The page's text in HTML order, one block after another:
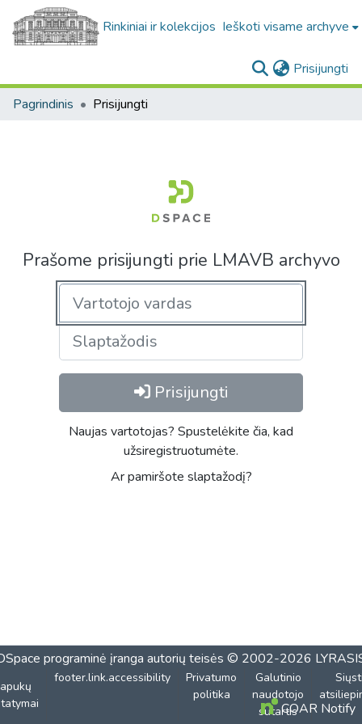
Rinkiniai ir kolekcijos Ieškoti visame archyve
Prisijungti
Pagrindinis Prisijungti
Prašome prisijungti prie LMAVB archyvo
Prisijungti
Naujas vartotojas? Spustelėkite čia, kad
užsiregistruotumėte.
Ar pamiršote slaptažodį?
programinė įranga autorių teisės © 2002-2026
footer.link.accessibility
Privatumo
politika
Galutinio
naudotojo
sutartisCOAR Notify